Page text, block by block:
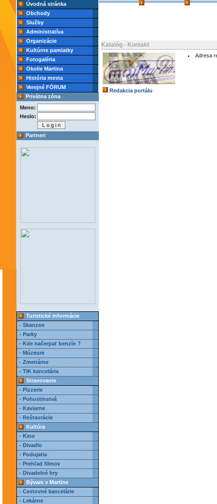
Úvodná stránka
Obchody
Služby
Administratíva
Organizácie
Kultúrne pamiatky
Fotogaléria
Okolie Martina
História mesta
Verejné FÓRUM
Privátna zóna
Meno:
Heslo:
Partneri
Turistické informácie
- Skanzen
- Parky
- Kde načerpať benzín ?
- Múzeum
- Zmenárne
- TIK kancelária
Stravovanie
- Pizzerie
- Pohostinstvá
- Kaviarne
- Reštaurácie
Kultúra
- Kino
- Divadlo
- Podujatia
- Prehľad filmov
- Divadelné hry
Bývam v Martine
- Cestovné kancelárie
- Lekárne
Katalóg - Kontakt
Adresa
Redakcia portálu